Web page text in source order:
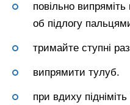
повільно
об підлогу
тримайте ступні
випрямити тулуб.
при вдиху